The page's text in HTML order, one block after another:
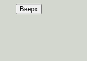
Вверх